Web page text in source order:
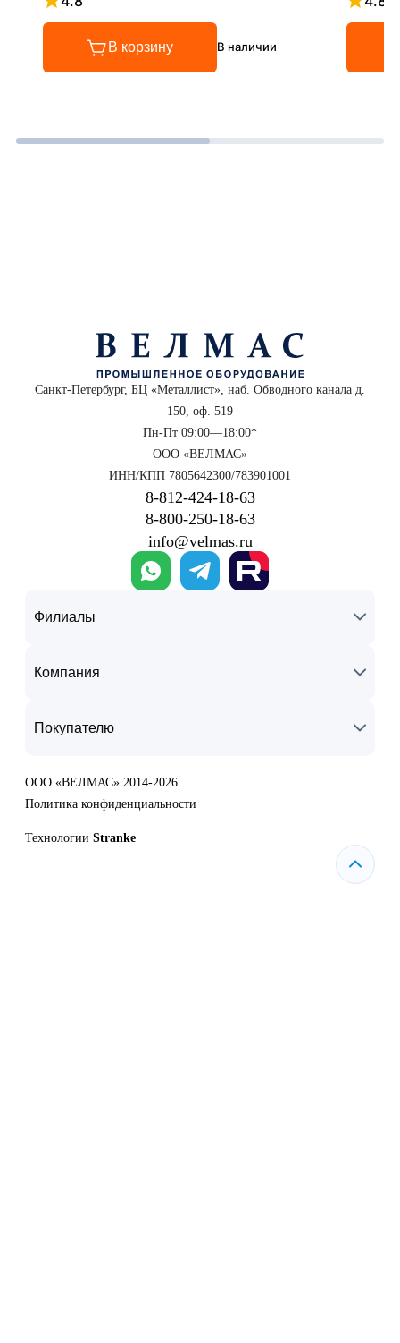
Рейтинг 4.8 из 5
В корзину В наличии
Санкт-Петербург, БЦ «Металлист», наб. Обводного канала д.
150, оф. 519
Пн-Пт 09:00—18:00*
ООО «ВЕЛМАС»
ИНН/КПП 7805642300/783901001
8‑812‑424‑18‑63
8‑800‑250‑18‑63
info@velmas.ru
Филиалы
Компания
Покупателю
ООО «ВЕЛМАС» 2014-2026
Политика конфиденциальности
Технологии Stranke